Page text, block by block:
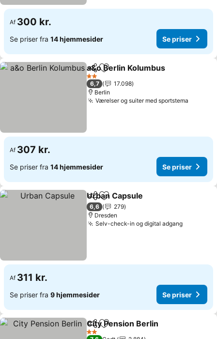
Af 300 kr.
Se priser fra 14 hjemmesider Se priser
Del Føj til favoritter
a&o Berlin Kolumbus
2 Stjerner
6,7
17.098
Berlin
Værelser og suiter med sportstema
Af 307 kr.
Se priser fra 14 hjemmesider Se priser
Del Føj til favoritter
Urban Capsule
6,6
279
Dresden
Selv-check-in og digital adgang
Af 311 kr.
Se priser fra 9 hjemmesider Se priser
Del Føj til favoritter
City Pension Berlin
2 Stjerner